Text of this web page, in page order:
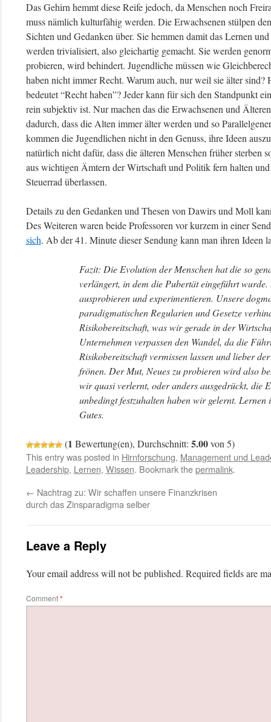
Das Gehirn hemmt diese Reife jedoch, da Menschen noch
muss nämlich kulturfähig werden. Die Erwachsenen stülpen
Sichten und Gedanken über. Sie hemmen damit das Lernen
werden trivialisiert, also gleichartig gemacht. Sie werden
probieren, wird behindert. Jugendliche müssen wie
haben nicht immer Recht. Warum auch, nur weil sie älter sind?
bedeutet “Recht haben”? Jeder kann für sich den Standpunkt
rein subjektiv ist. Nur machen das die Erwachsenen und
dadurch, dass die Alten immer älter werden und so
kommen die Jugendlichen nicht in den Genuss, ihre Ideen
natürlich nicht dafür, dass die älteren Menschen früher sterben
aus wichtigen Ämtern der Wirtschaft und Politik fern halten
Steuerrad überlassen.
Details zu den Gedanken und Thesen von Dawirs und Moll
Des Weiteren waren beide Professoren vor kurzem in einer
sich. Ab der 41. Minute dieser Sendung kann man ihren Ideen
Fazit: Die Evolution der Menschen hat die so
verlängert, in dem die Pubertät eingeführt
ausprobieren und experimentieren. Unsere
paradigmatischen Regularien und Gesetze
Risikobereitschaft, was wir gerade in der
Unternehmen verpassen den Wandel, da die
Risikobereitschaft vermissen lassen und lieber
frönen. Der Mut, Neues zu probieren wird also
wir quasi verlernt, oder anders ausgedrückt, die
unbedingt festzuhalten haben wir gelernt. Lernen
Gutes.
(1 Bewertung(en), Durchschnitt: 5.00von 5)
This entry was posted in Hirnforschung, Management und
Leadership, Lernen, Wissen. Bookmark thepermalink.
← Nachtrag zu: Wir schaffen unsere Finanzkrisen
durch das Zinsparadigma selber
Leave a Reply
Your email address will not be published. Required fields are
Comment*